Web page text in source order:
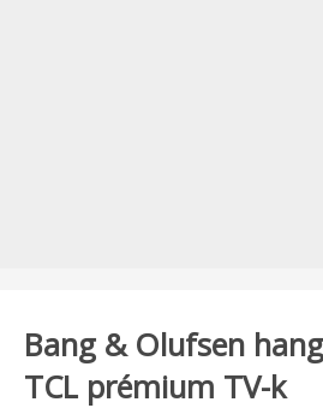
Bang & Olufsen
TCL prémium TV-k